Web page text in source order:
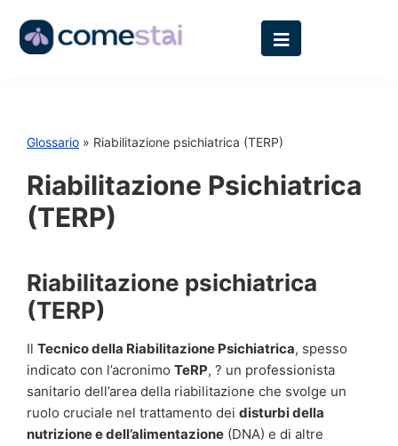
Glossario » Riabilitazione psichiatrica (TERP)
Riabilitazione Psichiatrica
(TERP)
Riabilitazione psichiatrica
(TERP)
Il Tecnico della Riabilitazione Psichiatrica, spesso
indicato con l’acronimo TeRP, ? un professionista
sanitario dell’area della riabilitazione che svolge un
ruolo cruciale nel trattamento dei disturbi della
nutrizione e dell’alimentazione (DNA) e di altre